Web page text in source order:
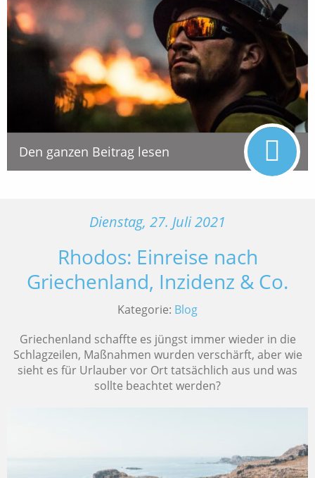
Den ganzen Beitrag lesen
Dienstag, 27. Juli 2021
Rhodos: Einreise nach
Griechenland, Inzidenz & Co.
Kategorie: Blog
Griechenland schaffte es jüngst immer wieder in die
Schlagzeilen, Maßnahmen wurden verschärft, aber wie
sieht es für Urlauber vor Ort tatsächlich aus und was
sollte beachtet werden?